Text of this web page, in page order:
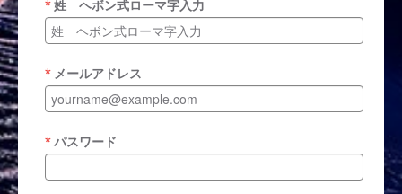
姓 ヘボン式ローマ字入力
メールアドレス
パスワード